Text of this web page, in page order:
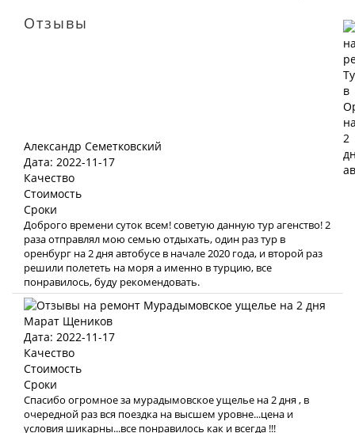
Отзывы
Александр Семетковский
Дата: 2022-11-17
Качество
Стоимость
Сроки
Доброго времени суток всем! советую данную тур агенство! 2
раза отправлял мою семью отдыхать, один раз тур в
оренбург на 2 дня автобусе в начале 2020 года, и второй раз
решили полететь на моря а именно в турцию, все
понравилось, буду рекомендовать.
Марат Щеников
Дата: 2022-11-17
Качество
Стоимость
Сроки
Спасибо огромное за мурадымовское ущелье на 2 дня , в
очередной раз вся поездка на высшем уровне...цена и
условия шикарны...все понравилось как и всегда !!!